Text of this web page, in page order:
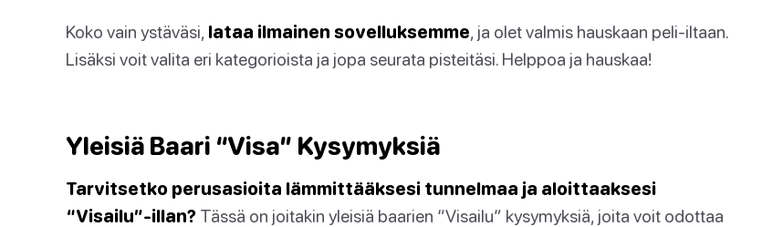
Koko vain ystäväsi, lataa ilmainen sovelluksemme, ja olet valmis hauskaan peli-iltaan.
Lisäksi voit valita eri kategorioista ja jopa seurata pisteitäsi. Helppoa ja hauskaa!
Yleisiä Baari “Visa” Kysymyksiä
Tarvitsetko perusasioita lämmittääksesi tunnelmaa ja aloittaaksesi
“Visailu”-illan? Tässä on joitakin yleisiä baarien “Visailu” kysymyksiä, joita voit odottaa